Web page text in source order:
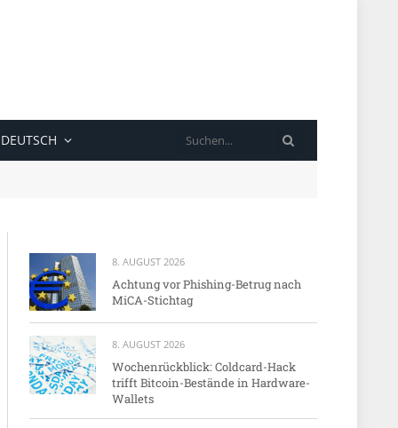
DEUTSCH
8. AUGUST 2026
Achtung vor Phishing-Betrug nach
MiCA-Stichtag
8. AUGUST 2026
Wochenrückblick: Coldcard-Hack
trifft Bitcoin-Bestände in Hardware-
Wallets